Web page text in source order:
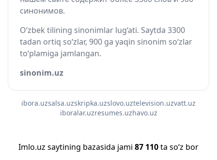
синонимов.
O‘zbek tilining sinonimlar lug‘ati. Saytda 3300
tadan ortiq so‘zlar, 900 ga yaqin sinonim so‘zlar
to‘plamiga jamlangan.
sinonim.uz
ibora.uzsalsa.uzskripka.uzslovo.uztelevision.uzvatt.uz
iboralar.uzresumes.uzhavo.uz
Imlo.uz saytining bazasida jami 87 110ta so‘z bor